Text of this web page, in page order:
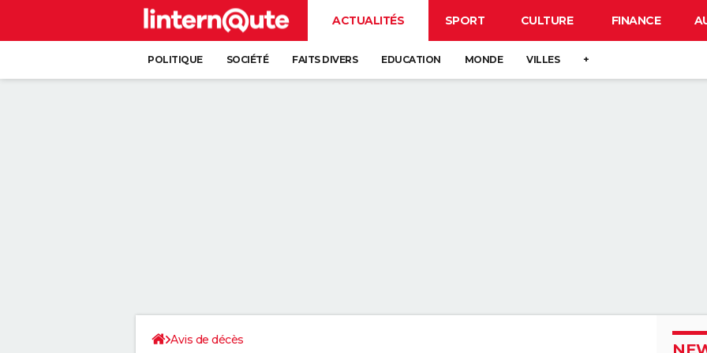
ACTUALITÉS SPORT CULTURE FINANCE
POLITIQUE SOCIÉTÉ FAITS DIVERS EDUCATION MONDE VILLES +
Avis de décès